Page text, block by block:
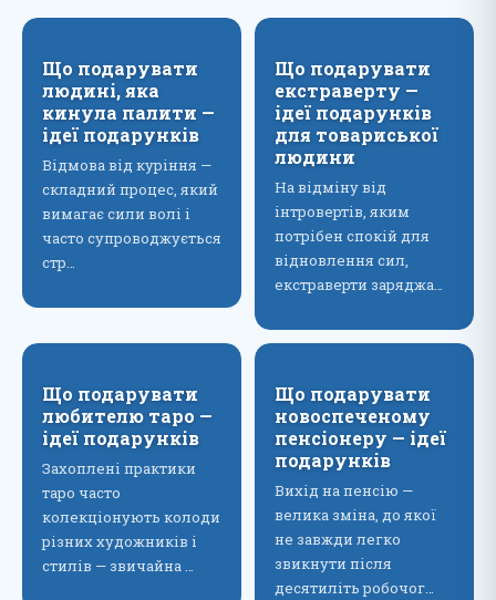
Що подарувати
людині, яка
кинула палити —
ідеї подарунків
Відмова від куріння —
складний процес, який
вимагає сили волі і
часто супроводжується
стр…
Що подарувати
екстраверту —
ідеї подарунків
для товариської
людини
На відміну від
інтровертів, яким
потрібен спокій для
відновлення сил,
екстраверти заряджа…
Що подарувати
любителю таро —
ідеї подарунків
Захоплені практики
таро часто
колекціонують колоди
різних художників і
стилів — звичайна …
Що подарувати
новоспеченому
пенсіонеру — ідеї
подарунків
Вихід на пенсію —
велика зміна, до якої
не завжди легко
звикнути після
десятиліть робочог…